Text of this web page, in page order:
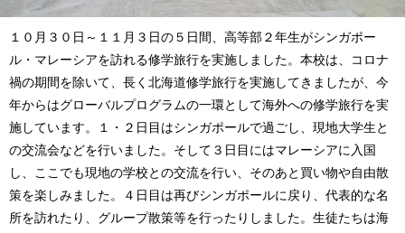
１０月３０日～１１月３日の５日間、高等部２年生がシンガポー
ル・マレーシアを訪れる修学旅行を実施しました。本校は、コロナ
禍の期間を除いて、長く北海道修学旅行を実施してきましたが、今
年からはグローバルプログラムの一環として海外への修学旅行を実
施しています。１・２日目はシンガポールで過ごし、現地大学生と
の交流会などを行いました。そして３日目にはマレーシアに入国
し、ここでも現地の学校との交流を行い、そのあと買い物や自由散
策を楽しみました。４日目は再びシンガポールに戻り、代表的な名
所を訪れたり、グループ散策等を行ったりしました。生徒たちは海